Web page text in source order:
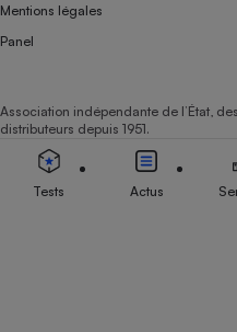
Mentions légales
Panel
Association indépendante de l’État,
distributeurs depuis 1951.
Tests Actus